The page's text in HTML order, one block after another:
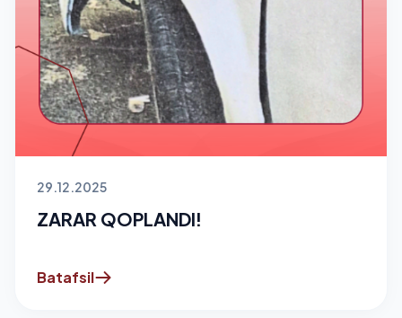
29.12.2025
ZARAR QOPLANDI!
Batafsil